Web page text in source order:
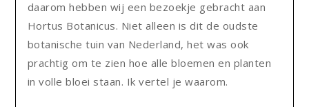
daarom hebben wij een bezoekje gebracht aan
Hortus Botanicus. Niet alleen is dit de oudste
botanische tuin van Nederland, het was ook
prachtig om te zien hoe alle bloemen en planten
in volle bloei staan. Ik vertel je waarom.